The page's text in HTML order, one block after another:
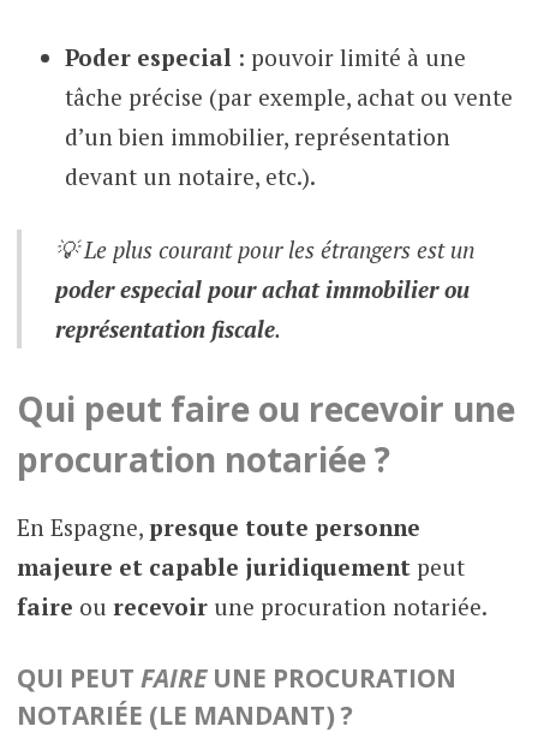
Poder especial : pouvoir limité à une
tâche précise (par exemple, achat ou vente
d’un bien immobilier, représentation
devant un notaire, etc.).
💡 Le plus courant pour les étrangers est un
poder especial pour achat immobilier ou
représentation fiscale.
Qui peut faire ou recevoir une
procuration notariée ?
En Espagne, presque toute personne
majeure et capable juridiquementpeut
faire ou recevoirune procuration notariée.
QUI PEUT FAIREUNE PROCURATION
NOTARIÉE (LE MANDANT) ?